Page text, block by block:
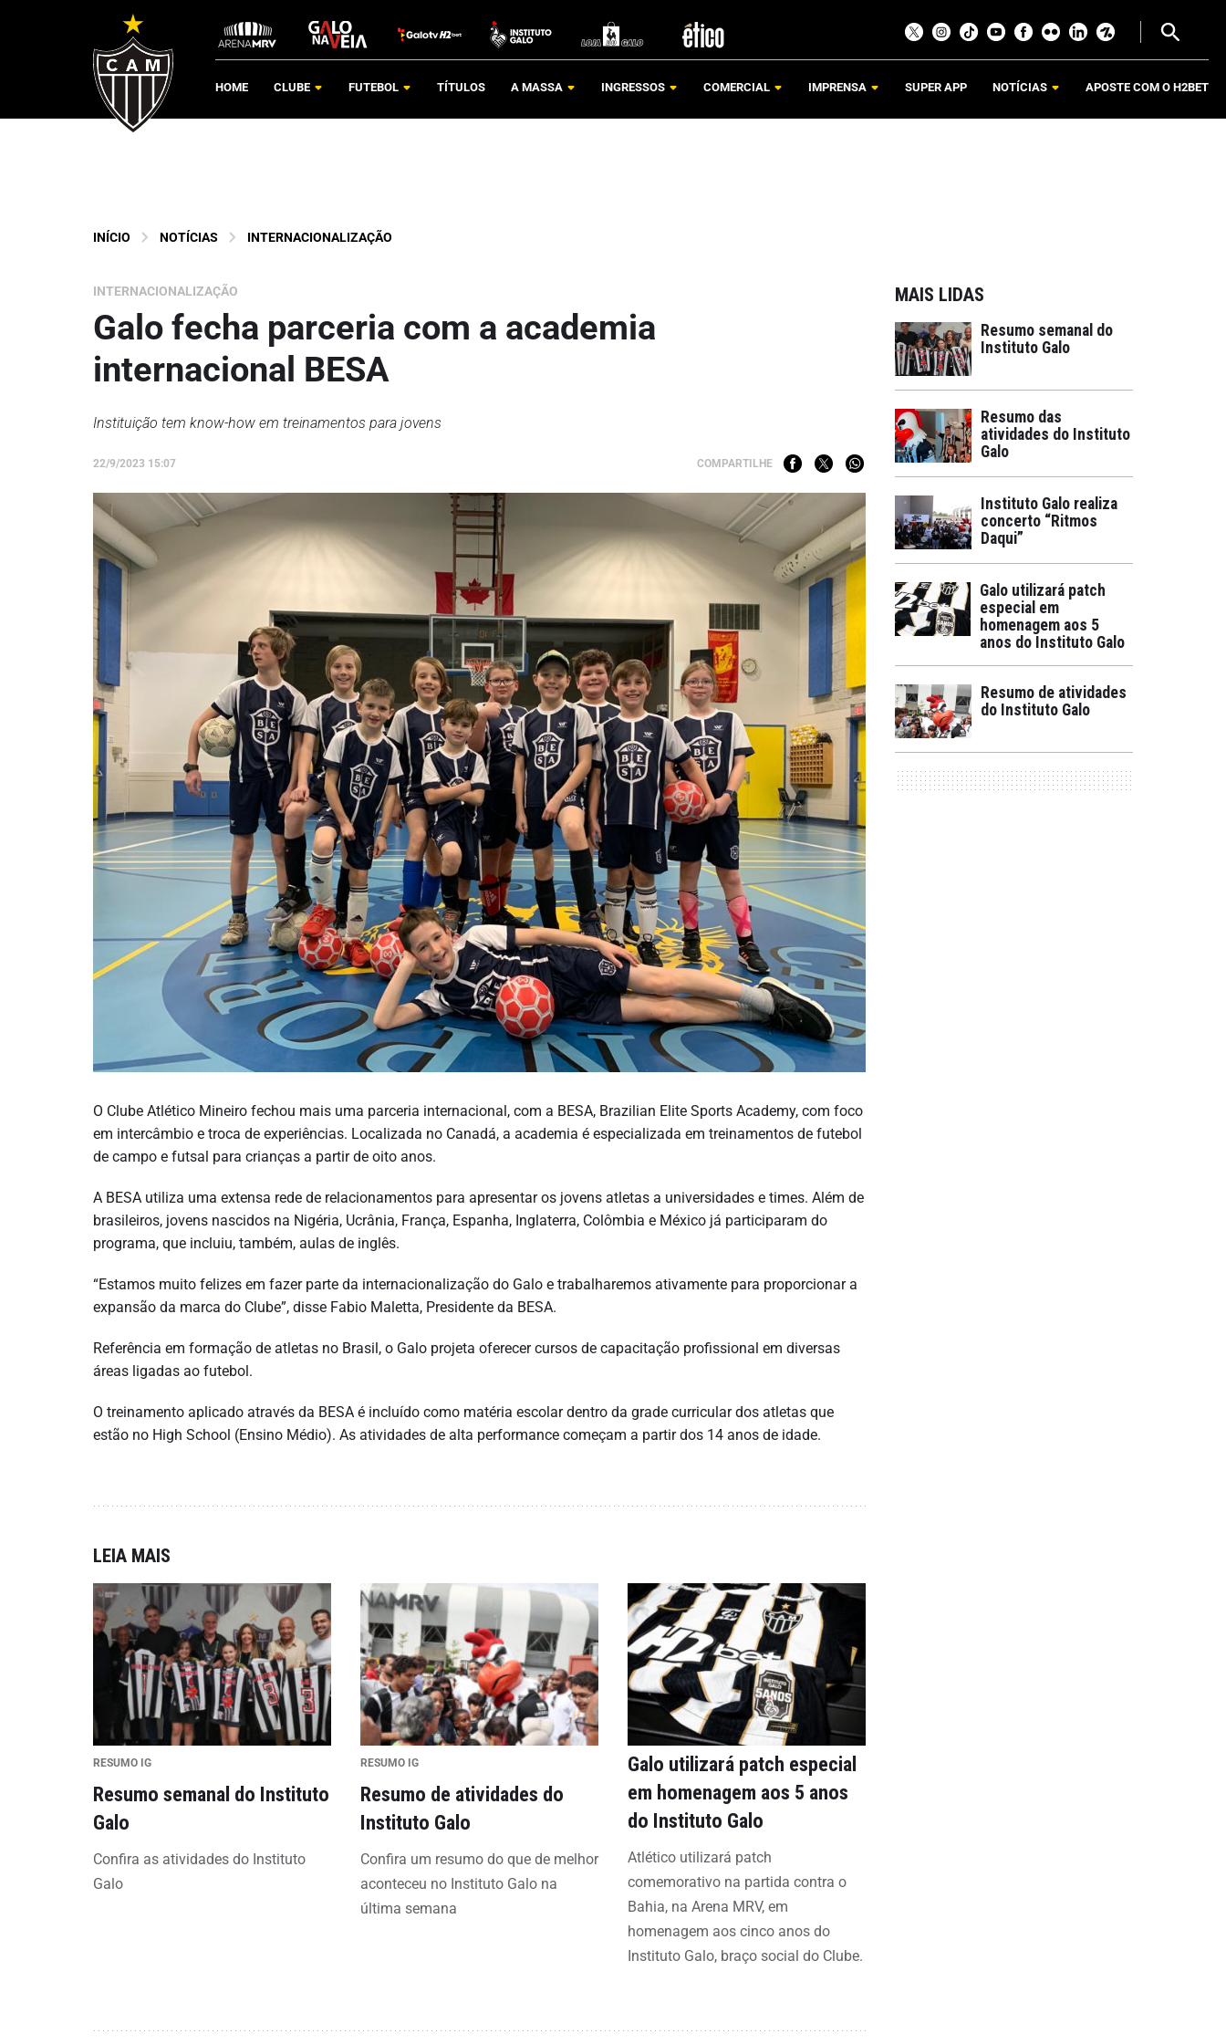
HOME CLUBE FUTEBOL TÍTULOS A MASSA INGRESSOS COMERCIAL IMPRENSA SUPER APP NOTÍCIAS APOSTE COM O H2BET
INÍCIO NOTÍCIAS INTERNACIONALIZAÇÃO
INTERNACIONALIZAÇÃO
Galo fecha parceria com a academia
internacional BESA
Instituição tem know-how em treinamentos para jovens
22/9/2023 15:07 COMPARTILHE
O Clube Atlético Mineiro fechou mais uma parceria internacional, com a BESA, Brazilian Elite Sports Academy, com foco
em intercâmbio e troca de experiências. Localizada no Canadá, a academia é especializada em treinamentos de futebol
de campo e futsal para crianças a partir de oito anos.
A BESA utiliza uma extensa rede de relacionamentos para apresentar os jovens atletas a universidades e times. Além de
brasileiros, jovens nascidos na Nigéria, Ucrânia, França, Espanha, Inglaterra, Colômbia e México já participaram do
programa, que incluiu, também, aulas de inglês.
“Estamos muito felizes em fazer parte da internacionalização do Galo e trabalharemos ativamente para proporcionar a
expansão da marca do Clube”, disse Fabio Maletta, Presidente da BESA.
Referência em formação de atletas no Brasil, o Galo projeta oferecer cursos de capacitação profissional em diversas
áreas ligadas ao futebol.
O treinamento aplicado através da BESA é incluído como matéria escolar dentro da grade curricular dos atletas que
estão no High School (Ensino Médio). As atividades de alta performance começam a partir dos 14 anos de idade.
LEIA MAIS
RESUMO IG
Resumo semanal do Instituto
Galo
Confira as atividades do Instituto
Galo
RESUMO IG
Resumo de atividades do
Instituto Galo
Confira um resumo do que de melhor
aconteceu no Instituto Galo na
última semana
Galo utilizará patch especial
em homenagem aos 5 anos
do Instituto Galo
Atlético utilizará patch
comemorativo na partida contra o
Bahia, na Arena MRV, em
homenagem aos cinco anos do
Instituto Galo, braço social do Clube.
MAIS LIDAS
Resumo semanal do
Instituto Galo
Resumo das
atividades do Instituto
Galo
Instituto Galo realiza
concerto “Ritmos
Daqui”
Galo utilizará patch
especial em
homenagem aos 5
anos do Instituto Galo
Resumo de atividades
do Instituto Galo